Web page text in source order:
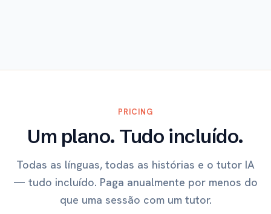
PRICING
Um plano. Tudo incluído.
Todas as línguas, todas as histórias e o tutor IA
— tudo incluído. Paga anualmente por menos do
que uma sessão com um tutor.